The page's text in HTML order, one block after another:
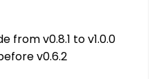
from v0.8.1 to v1.0.0
v0.6.2